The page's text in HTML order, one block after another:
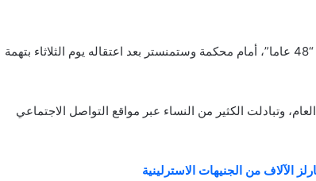
وتبادلت الكثير من النساء عبر مواقع التواصل الاجتماعي
من الجنيهات الاسترلينية